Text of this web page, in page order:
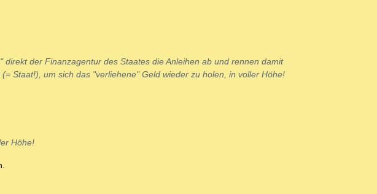
der Finanzagentur des Staates die Anleihen ab und rennen damit
Staat!), um sich das "verliehene" Geld wieder zu holen, in voller Höhe!
Höhe!